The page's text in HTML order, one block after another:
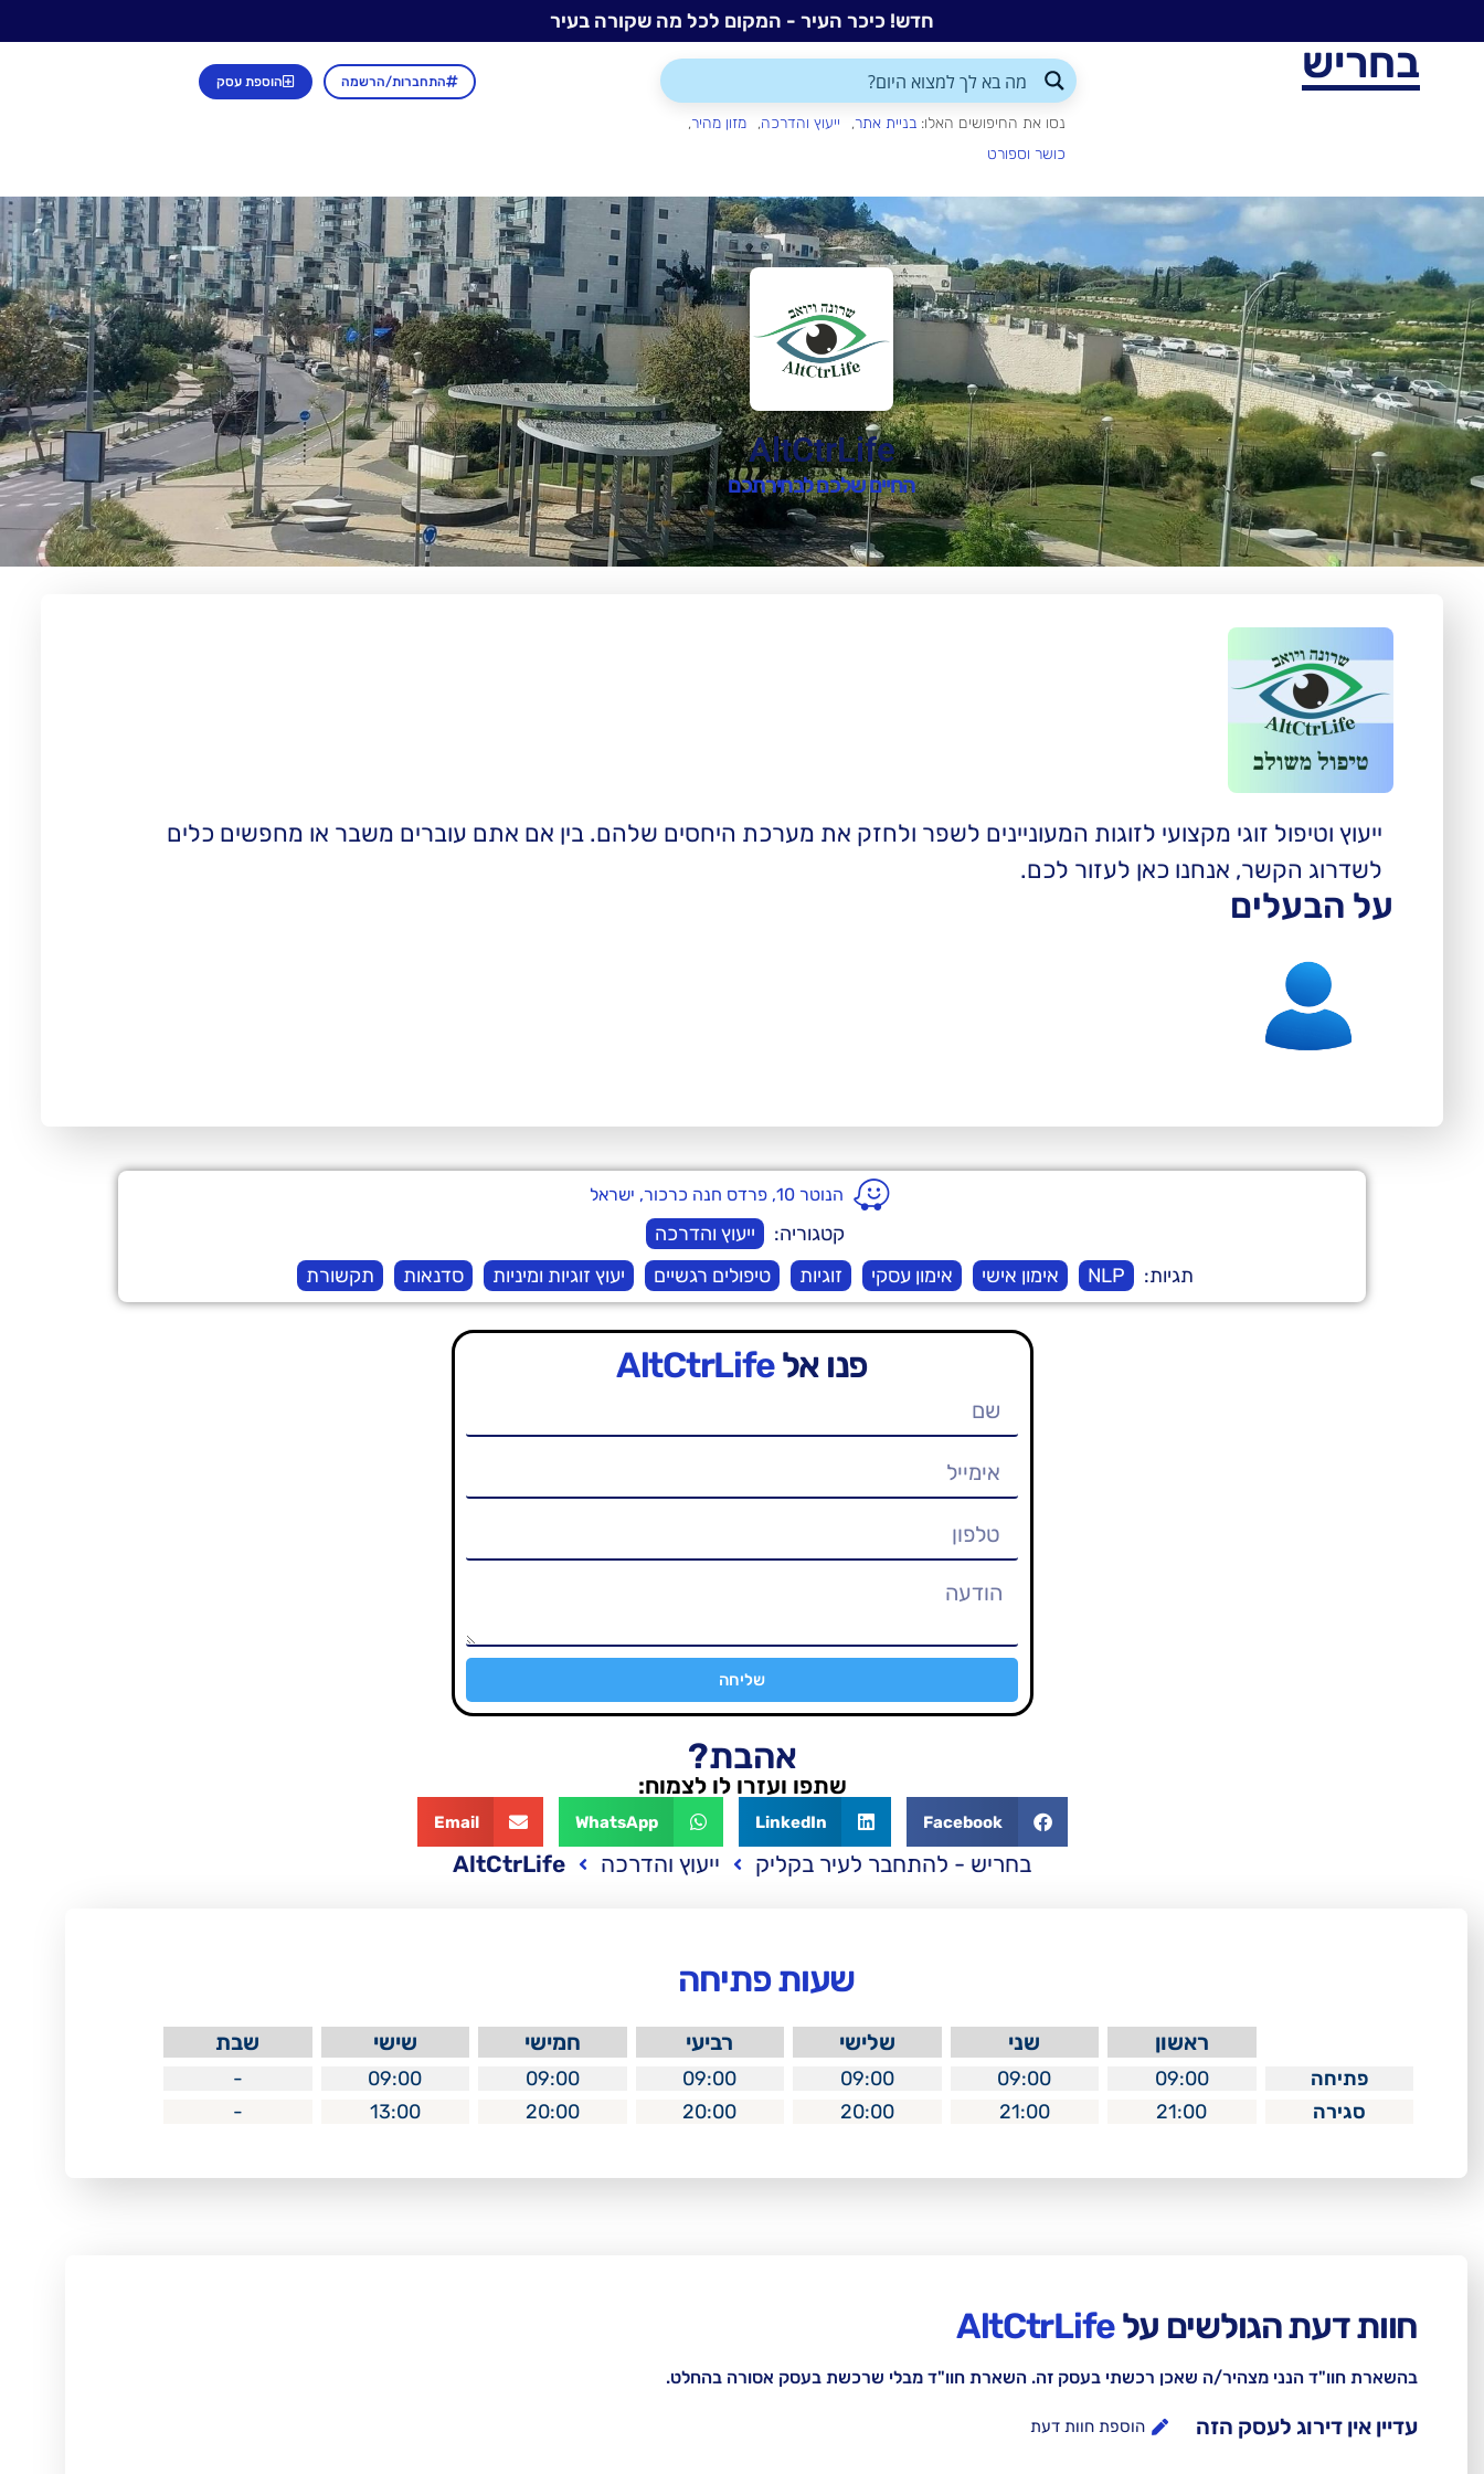
חדש! כיכר העיר - המקום לכל מה שקורה בעיר
בחריש
נסו את החיפושים האלו: בניית אתר ייעוץ והדרכה
מזון מהיר
כושר וספורט
התחברות/הרשמה הוספת עסק
AltCtrLife
החיים שלכם לבחירתכם
ייעוץ וטיפול זוגי מקצועי לזוגות המעוניינים לשפר ולחזק את מערכת היחסים שלהם. בין אם אתם עוברים משבר או מחפשים כלים
לשדרוג הקשר, אנחנו כאן לעזור לכם.
על הבעלים
הנוטר 10, פרדס חנה כרכור, ישראל
קטגוריה:
ייעוץ והדרכה
תגיות:
NLP אימון אישי אימון עסקי זוגיות טיפולים רגשיים יעוץ זוגיות ומיניות סדנאות תקשורת
פנו אל
שליחה
אהבת?
שתפו ועזרו לו לצמוח:
Facebook
LinkedIn
WhatsApp
Email
בחריש - להתחבר לעיר בקליק ייעוץ והדרכה AltCtrLife
שעות פתיחה
ראשון שני שלישי רביעי חמישי שישי שבת
פתיחה 09:00
09:00
09:00
09:00
09:00
09:00
-
סגירה
21:00
21:00
20:00
20:00
20:00
13:00
-
חוות דעת הגולשים עלAltCtrLife
בהשארת חוו"ד הנני מצהיר/ה שאכן רכשתי בעסק זה. השארת חוו"ד מבלי שרכשת בעסק אסורה בהחלט.
עדיין אין דירוג לעסק הזה הוספת חוות דעת